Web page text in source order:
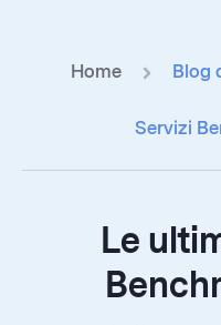
Home Blog
Servizi
Le